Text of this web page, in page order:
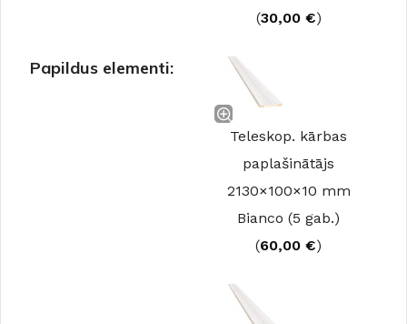
Papildus elementi:
(30,00 €)
Teleskop. kārbas
paplašinātājs
2130×100×10 mm
Bianco (5 gab.)
(60,00 €)